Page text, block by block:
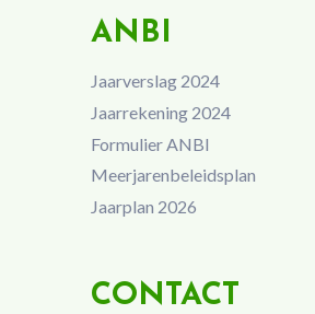
ANBI
Jaarverslag 2024
Jaarrekening 2024
Formulier ANBI
Meerjarenbeleidsplan
Jaarplan 2026
CONTACT